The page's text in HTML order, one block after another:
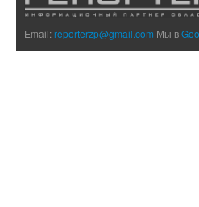
Email:reporterzp@gmail.com Мы в